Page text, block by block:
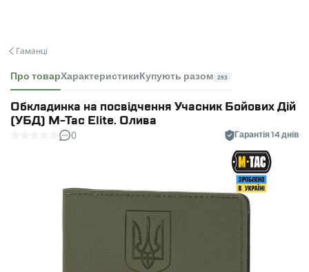
Гаманці
Про товарХарактеристики Купують разом 293
Обкладинка на посвідчення Учасник Бойових Дій
(УБД) M-Tac Elite. Олива
0 Гарантія 14 днів